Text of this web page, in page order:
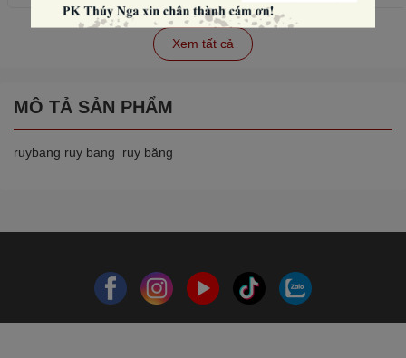
Xem tất cả
MÔ TẢ SẢN PHẨM
ruybang ruy bang ruy băng